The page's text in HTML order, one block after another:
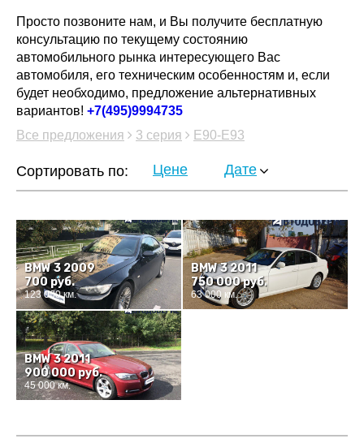
Просто позвоните нам, и Вы получите бесплатную
консультацию по текущему состоянию
автомобильного рынка интересующего Вас
автомобиля, его техническим особенностям и, если
будет необходимо, предложение альтернативных
вариантов! +7(495)9994735
Все предложения
3 серия E90-E93
Сортировать по: Цене Дате
BMW 3 2009
700 руб.
123 000 км.
BMW 3 2011
750 000 руб.
63 000 км.
BMW 3 2011
900 000 руб.
45 000 км.